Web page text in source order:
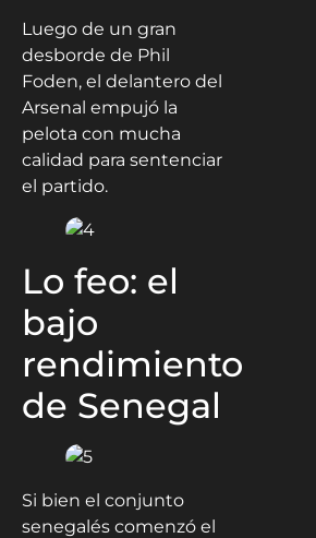
Luego de un gran
desborde de Phil
Foden, el delantero del
Arsenal empujó la
pelota con mucha
calidad para sentenciar
el partido.
Lo feo: el
bajo
rendimiento
de Senegal
Si bien el conjunto
senegalés comenzó el